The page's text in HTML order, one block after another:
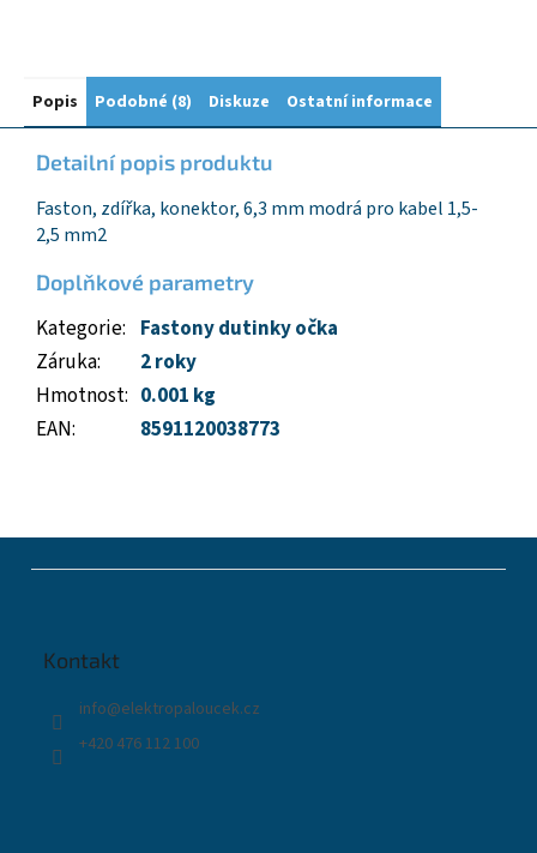
Popis Podobné (8) Diskuze Ostatní informace
Detailní popis produktu
Faston, zdířka, konektor, 6,3 mm modrá pro kabel 1,5-
2,5 mm2
Doplňkové parametry
Kategorie: Fastony dutinky očka
Záruka:
2 roky
Hmotnost: 0.001 kg
EAN: 8591120038773
Kontakt
info@elektropaloucek.cz
+420 476 112 100